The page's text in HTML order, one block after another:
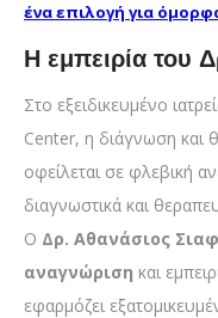
ένα επιλογή για
Η εμπειρία του
Στο εξειδικευμένο
Center, η διάγνωση και
οφείλεται σε φλεβική
διαγνωστικά και
Ο Δρ. Αθανάσιος
αναγνώριση και
εφαρμόζει